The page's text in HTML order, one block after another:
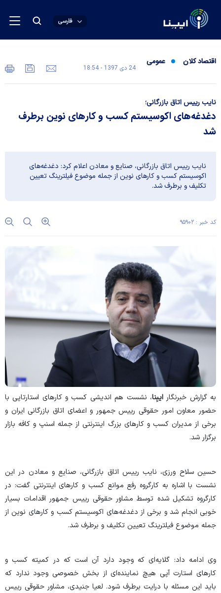
فارسی
اقتصاد کلان عمومی
24 دی 1397 - 18:54
نایب رییس اتاق بازرگانی؛
دغدغه‌های اکوسیستم کسب و کارهای نوین برطرف
شد
نایب رییس اتاق بازرگانی، صنایع و معادن اعلام کرد: دغدغه‌های
اکوسیستم کسب و کارهای نوین از جمله موضوع فیلترینگ تعیین
تکلیف و برطرف شد.
کد خبر : ۹۵۹۰۲
به گزارش خبرنگارایبِنا، نشست هم اندیشی کسب و کارهای استارتاپی با
حضور معاون امور حقوقی رییس جمهور و اعضای اتاق بازرگانی ایران و
برخی از مدیران کسب و کارهای بزرگ اینترنتی از جمله اسنپ و کافه بازار
برگزار شد.
حسین سلاح ورزی، نایب رییس اتاق بازرگانی، صنایع و معادن در این
نشست با اشاره به کارگروه رفع موانع کسب و کارهای اینترنتی گفت: در
کارگروه تشکیل شده توسط مشاور حقوقی رییس جمهور اقدامات بسیار
خوبی انجام شد و برخی از دغدغه‌های اکوسیستم کسب و کارهای نوین از
جمله موضوع فیلترینگ تعیین تکلیف و برطرف شد.
وی ادامه داد: گلایه‌ای که وجود دارد آن است که در کمیته کسب و
کارهای استارت آپی هیچ نماینده‌ای از بخش خصوصی وجود ندارد که
باید این مسئله با درایت برطرف شود. لعیا جنیدی، مشاور حقوقی رییس